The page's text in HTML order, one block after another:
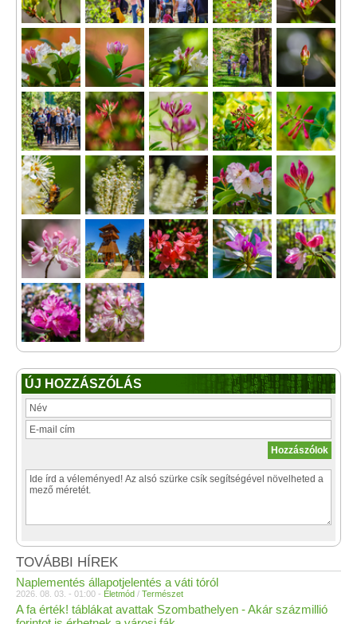
ÚJ HOZZÁSZÓLÁS
TOVÁBBI HÍREK
Naplementés állapotjelentés a váti tóról
2026. 08. 03. - 01:00 - Életmód / Természet
A fa érték! táblákat avattak Szombathelyen - Akár százmillió